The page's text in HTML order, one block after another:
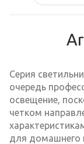
Серия
очередь
освещение,
четком
для домашнего